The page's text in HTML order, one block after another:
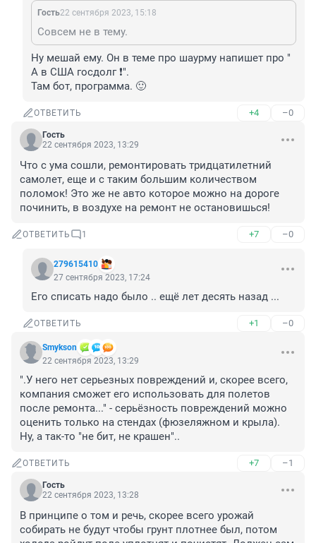
Гость22 сентября 2023, 15:18
Совсем не в тему.
Ну мешай ему. Он в теме про шаурму напишет про "
А в США госдолг ❗".
Там бот, программа. 🙂
ОТВЕТИТЬ +4 –0
Гость
22 сентября 2023, 13:29
Что с ума сошли, ремонтировать тридцатилетний
самолет, еще и с таким большим количеством
поломок! Это же не авто которое можно на дороге
починить, в воздухе на ремонт не остановишься!
ОТВЕТИТЬ 1 +7 –0
279615410
27 сентября 2023, 17:24
Его списать надо было .. ещё лет десять назад ...
ОТВЕТИТЬ +1 –0
Smykson
22 сентября 2023, 13:29
".У него нет серьезных повреждений и, скорее всего,
компания сможет его использовать для полетов
после ремонта..." - серьёзность повреждений можно
оценить только на стендах (фюзеляжном и крыла).
Ну, а так-то "не бит, не крашен"..
ОТВЕТИТЬ +7 –1
Гость
22 сентября 2023, 13:28
В принципе о том и речь, скорее всего урожай
собирать не будут чтобы грунт плотнее был, потом